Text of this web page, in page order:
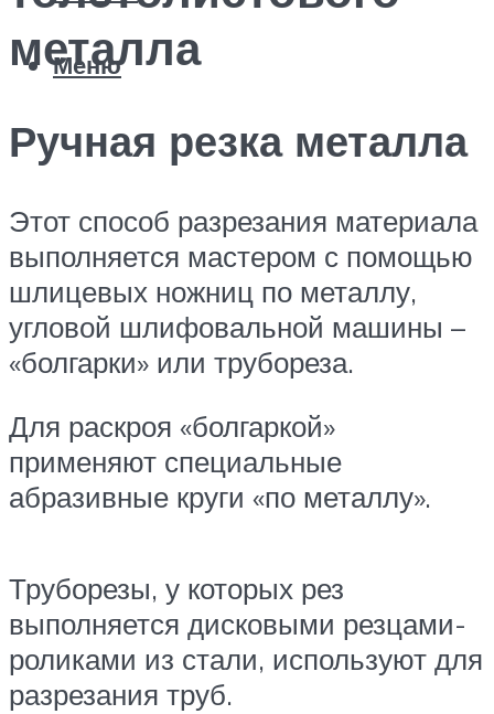
Меню
металла
Ручная резка металла
Этот способ разрезания материала
выполняется мастером с помощью
шлицевых ножниц по металлу,
угловой шлифовальной машины –
«болгарки» или трубореза.
Для раскроя «болгаркой»
применяют специальные
абразивные круги «по металлу».
Труборезы, у которых рез
выполняется дисковыми резцами-
роликами из стали, используют для
разрезания труб.